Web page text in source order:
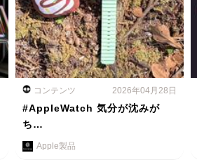
コンテンツ 2026年04月28日
#AppleWatch 気分が沈みが
ち…
Apple製品